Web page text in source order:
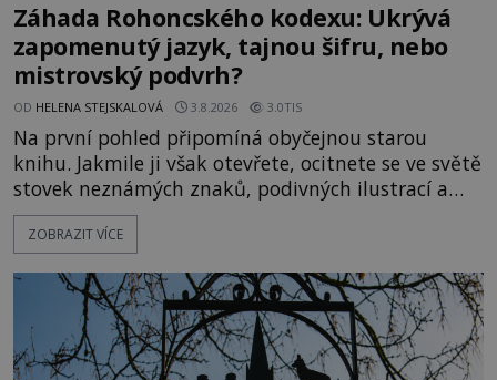
Záhada Rohoncského kodexu: Ukrývá
zapomenutý jazyk, tajnou šifru, nebo
mistrovský podvrh?
OD HELENA STEJSKALOVÁ 3.8.2026 3.0TIS
Na první pohled připomíná obyčejnou starou
knihu. Jakmile ji však otevřete, ocitnete se ve světě
stovek neznámých znaků, podivných ilustrací a
textu, který už téměř dvě století vzdoruje všem
pokusům o rozluštění. Rohoncský kodex patří mezi
jistotou neví, kdo jej napsal, kdy vznikl ani co
vlastně vypráví. Rohoncský kodex se poprvé
objevuje v roce
ZOBRAZIT VÍCE